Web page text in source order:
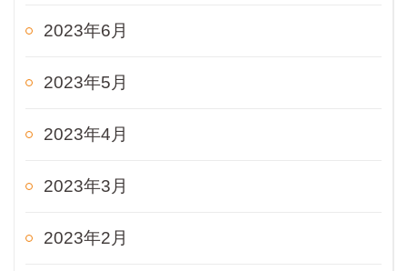
2023年6月
2023年5月
2023年4月
2023年3月
2023年2月